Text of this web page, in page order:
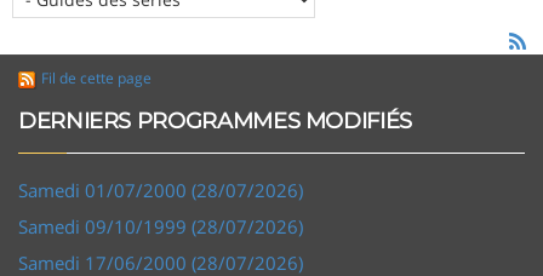
Fil de cette page
DERNIERS PROGRAMMES MODIFIÉS
Samedi 01/07/2000 (28/07/2026)
Samedi 09/10/1999 (28/07/2026)
Samedi 17/06/2000 (28/07/2026)